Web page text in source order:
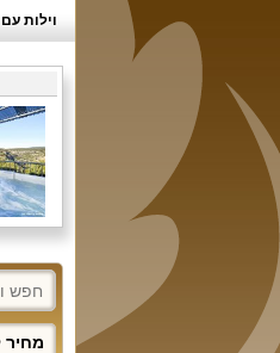
וילות
מחיר